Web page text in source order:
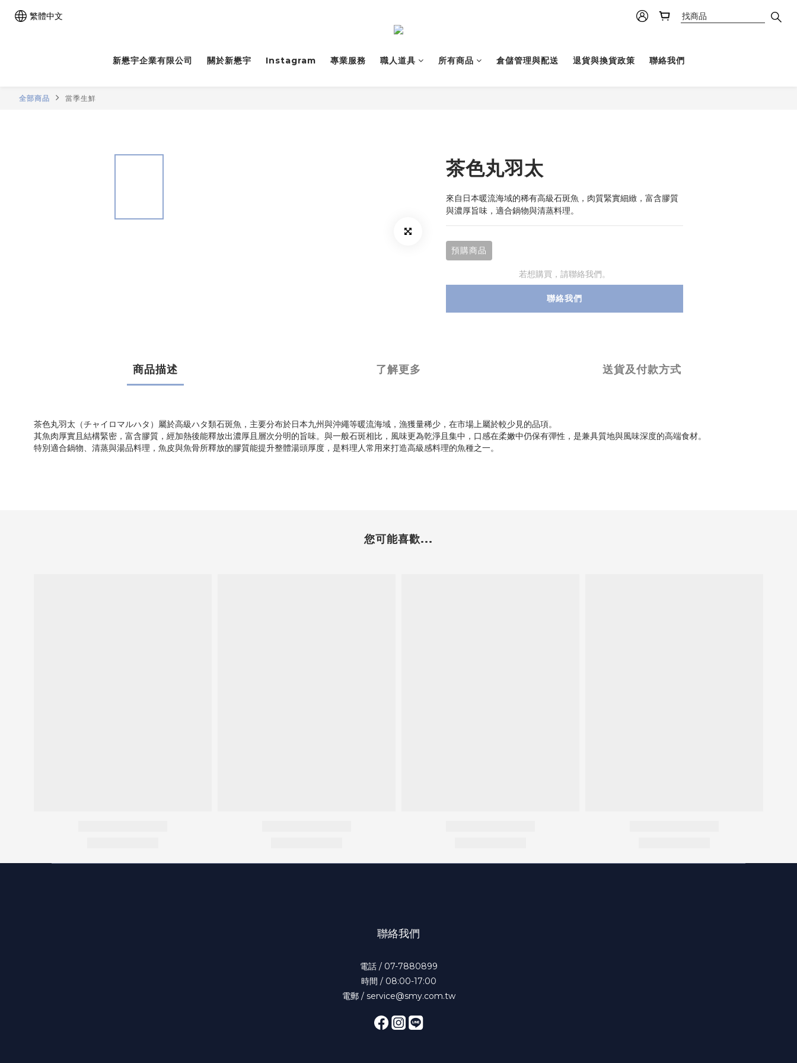
繁體中文
新懋宇企業有限公司 關於新懋宇 Instagram 專業服務 職人道具 所有商品 倉儲管理與配送 退貨與換貨政策 聯絡我們
全部商品 當季生鮮
茶色丸羽太
來自日本暖流海域的稀有高級石斑魚，肉質緊實細緻，富含膠質
與濃厚旨味，適合鍋物與清蒸料理。
預購商品
若想購買，請聯絡我們。
聯絡我們
商品描述 了解更多 送貨及付款方式
茶色丸羽太（チャイロマルハタ）屬於高級ハタ類石斑魚，主要分布於日本九州與沖繩等暖流海域，漁獲量稀少，在市場上屬於較少見的品項。
其魚肉厚實且結構緊密，富含膠質，經加熱後能釋放出濃厚且層次分明的旨味。與一般石斑相比，風味更為乾淨且集中，口感在柔嫩中仍保有彈性，是兼具質地與風味深度的高端食材。
特別適合鍋物、清蒸與湯品料理，魚皮與魚骨所釋放的膠質能提升整體湯頭厚度，是料理人常用來打造高級感料理的魚種之一。
您可能喜歡...
聯絡我們
電話 / 07-7880899
時間 / 08:00-17:00
電郵 / service@smy.com.tw